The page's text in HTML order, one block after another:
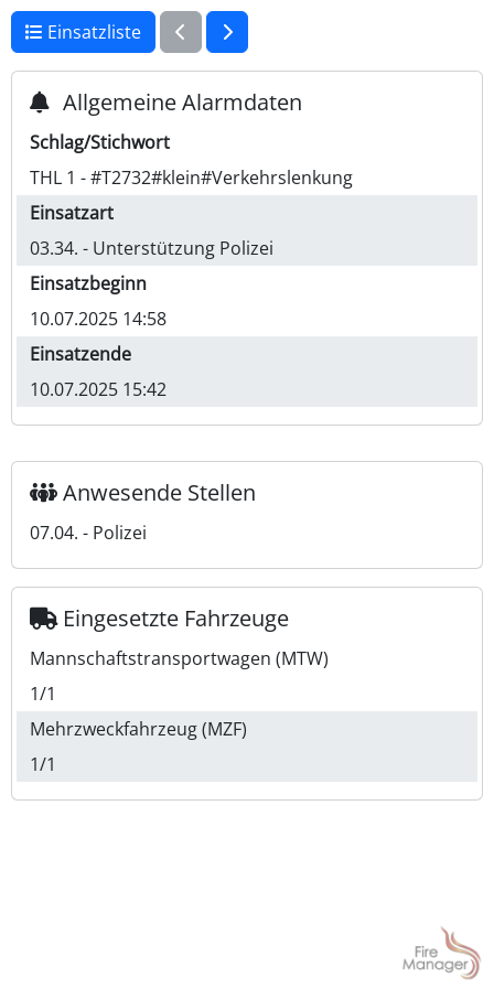
Einsatzliste
Allgemeine Alarmdaten
Schlag/Stichwort
THL 1 - #T2732#klein#Verkehrslenkung
Einsatzart
03.34. - Unterstützung Polizei
Einsatzbeginn
10.07.2025 14:58
Einsatzende
10.07.2025 15:42
Anwesende Stellen
07.04. - Polizei
Eingesetzte Fahrzeuge
Mannschaftstransportwagen (MTW)
1/1
Mehrzweckfahrzeug (MZF)
1/1